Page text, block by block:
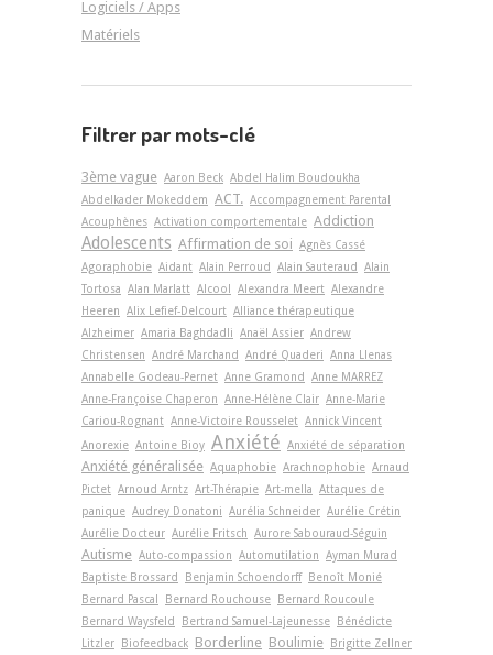
Logiciels / Apps
Matériels
Filtrer par mots-clé
3ème vague Aaron Beck Abdel Halim Boudoukha
Abdelkader Mokeddem ACT. Accompagnement Parental
Acouphènes Activation comportementale Addiction
Adolescents Affirmation de soi Agnès Cassé
Agoraphobie Aidant Alain Perroud Alain Sauteraud
Alain
Tortosa Alan Marlatt Alcool Alexandra Meert Alexandre
Heeren Alix Lefief-Delcourt Alliance thérapeutique
Alzheimer Amaria Baghdadli Anaël Assier Andrew
Christensen André Marchand André Quaderi Anna Llenas
Annabelle Godeau-Pernet Anne Gramond
Anne MARREZ
Anne-Françoise Chaperon Anne-Hélène Clair Anne-Marie
Cariou-Rognant Anne-Victoire Rousselet Annick Vincent
Anorexie Antoine Bioy Anxiété Anxiété de séparation
Anxiété généralisée Aquaphobie Arachnophobie Arnaud
Pictet Arnoud Arntz Art-Thérapie Art-­mella Attaques de
panique Audrey Donatoni Aurélia Schneider Aurélie Crétin
Aurélie Docteur Aurélie Fritsch Aurore Sabouraud-Séguin
Autisme Auto-compassion Automutilation Ayman Murad
Baptiste Brossard
Benjamin Schoendorff
Benoît Monié
Bernard Pascal
Bernard Rouchouse
Bernard Roucoule
Bernard Waysfeld
Bertrand Samuel-Lajeunesse
Bénédicte
Litzler
Biofeedback Borderline Boulimie
Brigitte Zellner